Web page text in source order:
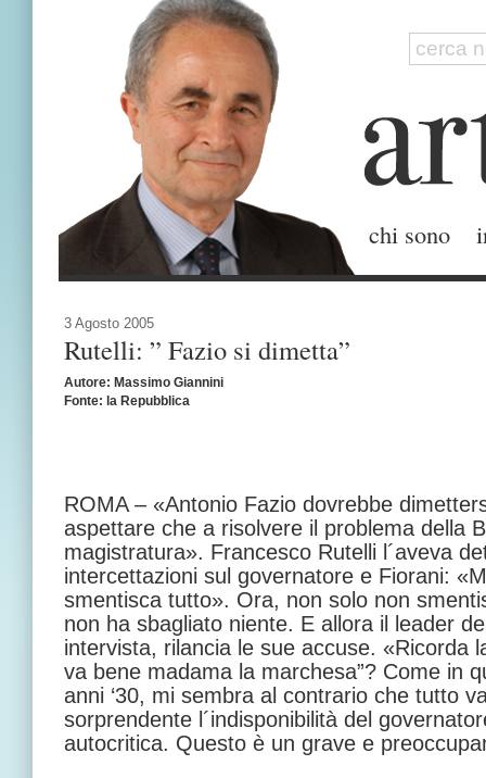
chi sono
3 Agosto 2005
Rutelli: ” Fazio si dimetta”
Autore: Massimo Giannini
Fonte: la Repubblica
ROMA – «Antonio Fazio dovrebbe
aspettare che a risolvere il problema della
magistratura». Francesco Rutelli l´aveva
intercettazioni sul governatore e Fiorani:
smentisca tutto». Ora, non solo non
non ha sbagliato niente. E allora il leader
intervista, rilancia le sue accuse. «Ricorda
va bene madama la marchesa”? Come in
anni ‘30, mi sembra al contrario che tutto
sorprendente l´indisponibilità del
autocritica. Questo è un grave e